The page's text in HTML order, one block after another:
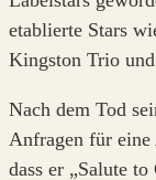
etablierte Stars
Kingston Trio
Nach dem Tod
Anfragen für
dass er „Salute